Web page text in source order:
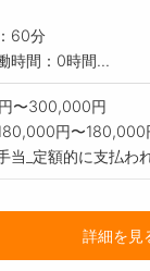
60分
時間：0時間...
〜300,000円
円〜180,000
当_定額的に支払わ
詳細を見